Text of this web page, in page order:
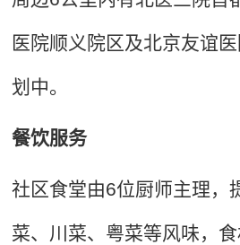
医院顺义院区及北京友谊
划中。
餐饮服务
社区食堂由6位厨师主理，
菜、川菜、粤菜等风味，